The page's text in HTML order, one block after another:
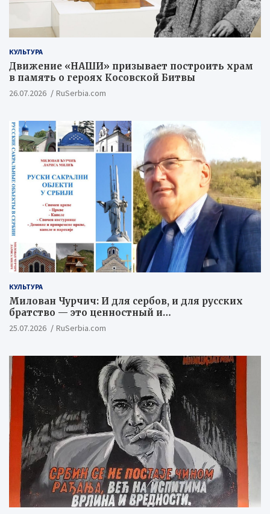
КУЛЬТУРА
Движение «НАШИ» призывает построить храм
в память о героях Косовской Битвы
26.07.2026 RuSerbia.com
КУЛЬТУРА
Милован Чурчич: И для сербов, и для русских
братство — это ценностный и
цивилизационный концепт
25.07.2026 RuSerbia.com